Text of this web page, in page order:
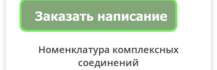
Номенклатура комплексных
соединений